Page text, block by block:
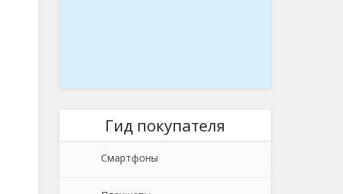
Гид покупателя
Смартфоны